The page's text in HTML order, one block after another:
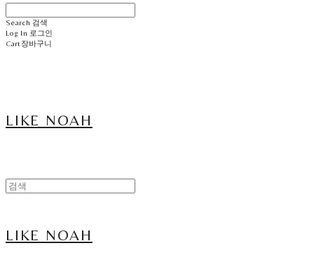
Search 검색
Log In 로그인
Cart장바구니
LIKE NOAH
LIKE NOAH